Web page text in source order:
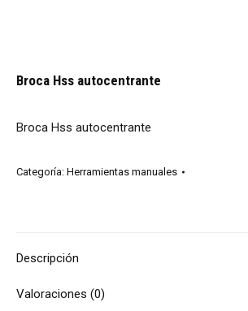
Broca Hss autocentrante
Broca Hss autocentrante
Categoría: Herramientas manuales
Descripción
Valoraciones (0)